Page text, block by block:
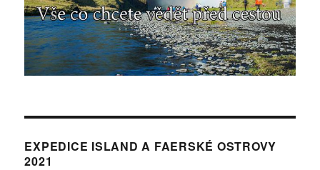
EXPEDICE ISLAND A FAERSKÉ OSTROVY
2021